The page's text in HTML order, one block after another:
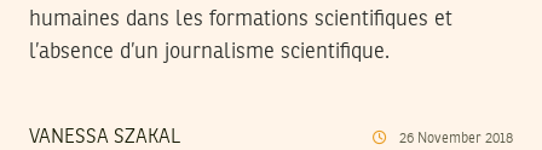
humaines dans les formations scientifiques et
l’absence d’un journalisme scientifique.
VANESSA SZAKAL 26 November 2018